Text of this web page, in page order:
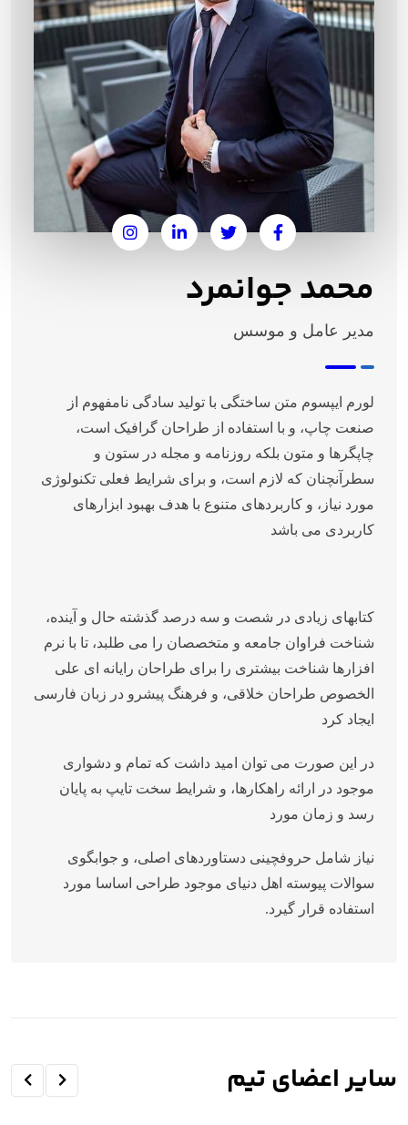
محمد جوانمرد
مدیر عامل و موسس
لورم ایپسوم متن ساختگی با تولید سادگی نامفهوم از
صنعت چاپ، و با استفاده از طراحان گرافیک است،
چاپگرها و متون بلکه روزنامه و مجله در ستون و
سطرآنچنان که لازم است، و برای شرایط فعلی تکنولوژی
مورد نیاز، و کاربردهای متنوع با هدف بهبود ابزارهای
کاربردی می باشد
کتابهای زیادی در شصت و سه درصد گذشته حال و آینده،
شناخت فراوان جامعه و متخصصان را می طلبد، تا با نرم
افزارها شناخت بیشتری را برای طراحان رایانه ای علی
الخصوص طراحان خلاقی، و فرهنگ پیشرو در زبان فارسی
ایجاد کرد
در این صورت می توان امید داشت که تمام و دشواری
موجود در ارائه راهکارها، و شرایط سخت تایپ به پایان
رسد و زمان مورد
نیاز شامل حروفچینی دستاوردهای اصلی، و جوابگوی
سوالات پیوسته اهل دنیای موجود طراحی اساسا مورد
استفاده قرار گیرد.
سایر اعضای تیم